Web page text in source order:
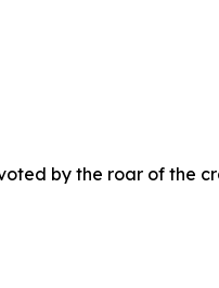
by the roar of the